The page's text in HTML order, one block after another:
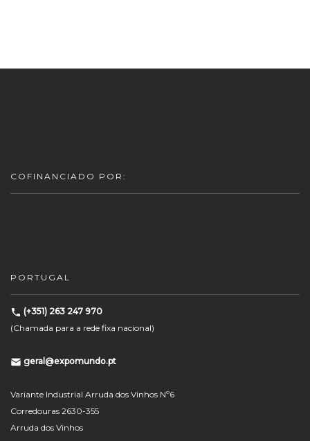
COFINANCIADO POR:
PORTUGAL
(+351) 263 247 970
(Chamada para a rede fixa nacional)
geral@expomundo.pt
Variante Industrial Arruda dos Vinhos Nº6
Corredouras 2630-355
Arruda dos Vinhos